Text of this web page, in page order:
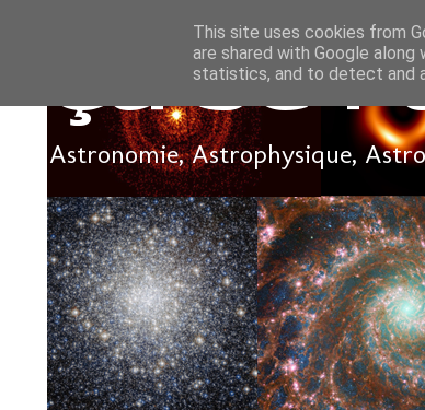
Ça se
Astronomie, Astrophysique,
This site uses cookies from
are shared with Google
statistics, and to detect and